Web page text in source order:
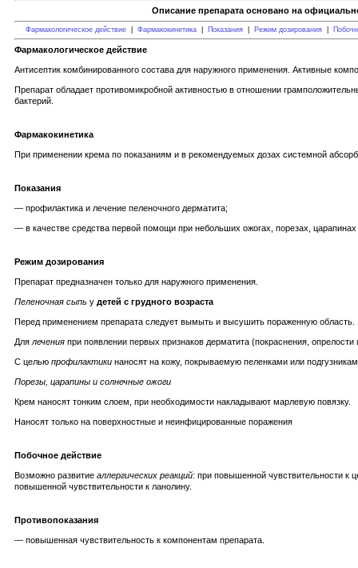
Описание препарата основано на
Фармакологическое действие Фармакокинетика Показания Режим дозирования
Фармакологическое действие
Антисептик комбинированного состава для наружного применения. Активные
Препарат обладает противомикробной активностью в отношении
бактерий.
Фармакокинетика
При применении крема по показаниям и в рекомендуемых дозах системной
Показания
— профилактика и лечение пеленочного дерматита;
— в качестве средства первой помощи при небольших ожогах, порезах,
Режим дозирования
Препарат предназначен только для наружного применения.
Пеленочная сыпь у детей с грудного возраста
Перед применением препарата следует вымыть и высушить пораженную область.
Для лечения при появлении первых признаков дерматита (покраснения,
С целью профилактики наносят на кожу, покрываемую пеленками или
Порезы, царапины и солнечные ожоги
Крем наносят тонким слоем, при необходимости накладывают марлевую повязку.
Наносят только на поверхностные и неинфицированные поражения
Побочное действие
Возможно развитие аллергических реакций: при повышенной чувствительности к
повышенной чувствительности к ланолину.
Противопоказания
— повышенная чувствительность к компонентам препарата.